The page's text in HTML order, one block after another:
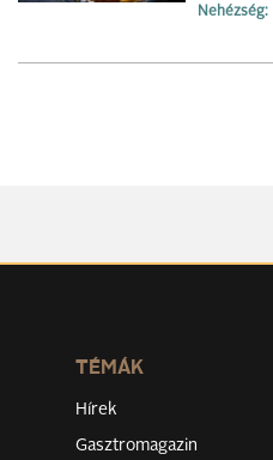
Nehézség:
TÉMÁK
Hírek
Gasztromagazin